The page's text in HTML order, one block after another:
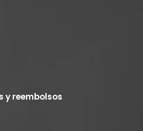
y reembolsos